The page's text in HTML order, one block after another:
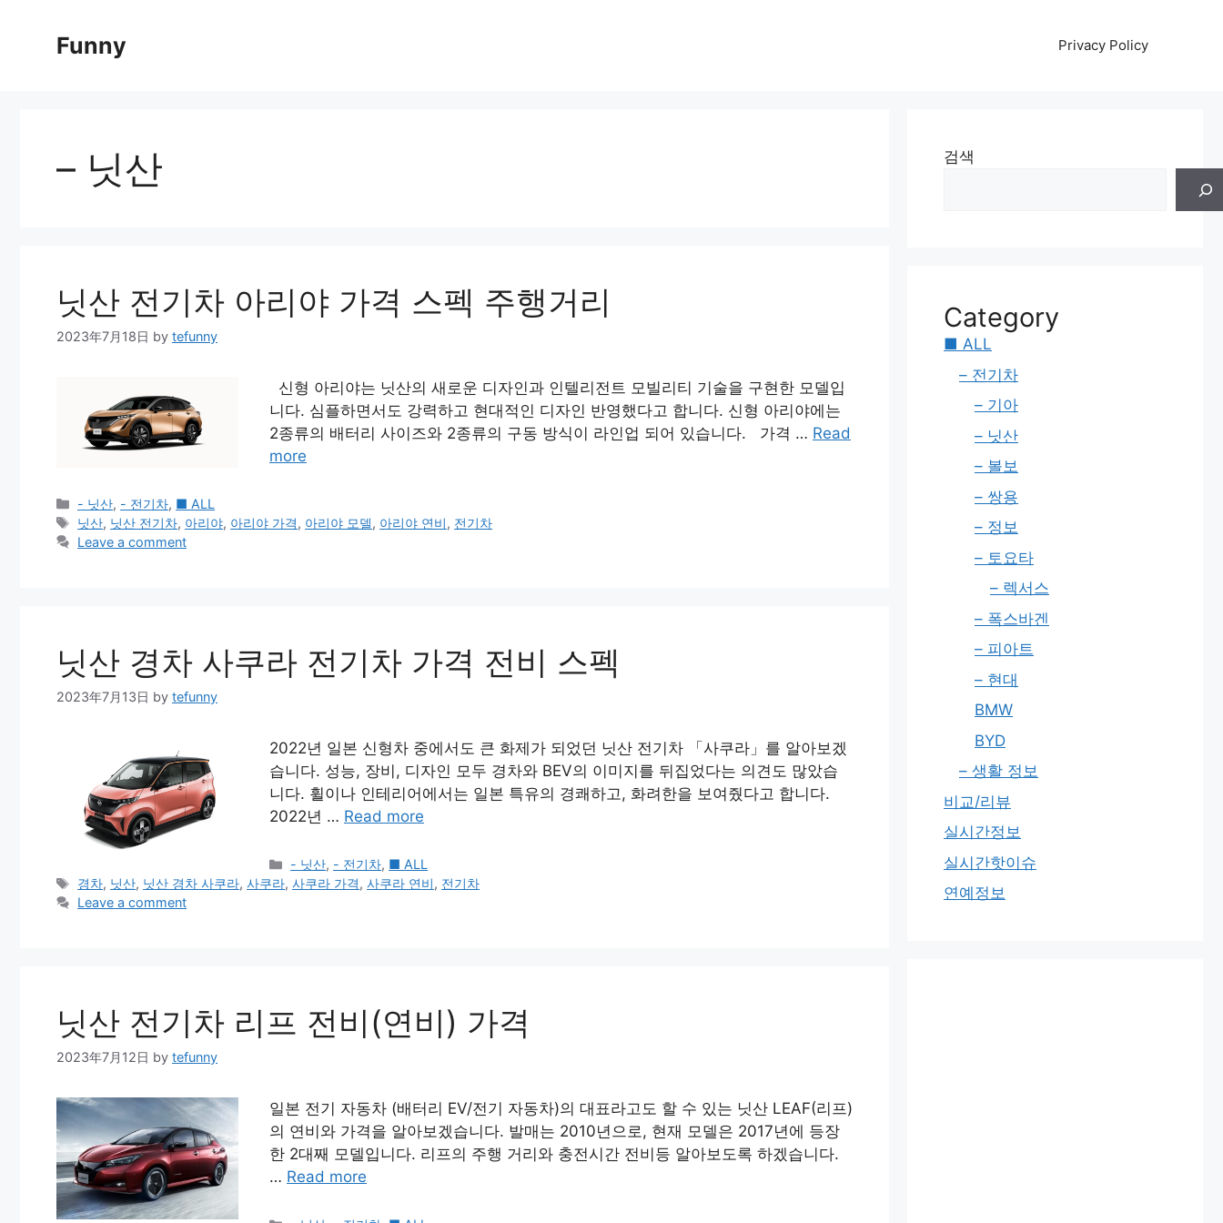
Funny Privacy Policy
– 닛산
닛산 전기차 아리야 가격 스펙 주행거리
2023年7月18日 by tefunny
신형 아리야는 닛산의 새로운 디자인과 인텔리전트 모빌리티 기술을 구현한 모델입
니다. 심플하면서도 강력하고 현대적인 디자인 반영했다고 합니다. 신형 아리야에는
2종류의 배터리 사이즈와 2종류의 구동 방식이 라인업 되어 있습니다. 가격 … Read
more
Categories
- 닛산, - 전기차, ■ ALL
Tags
닛산, 닛산 전기차, 아리야, 아리야 가격, 아리야 모델, 아리야 연비, 전기차
Leave a comment
닛산 경차 사쿠라 전기차 가격 전비 스펙
2023年7月13日 by tefunny
2022년 일본 신형차 중에서도 큰 화제가 되었던 닛산 전기차 「사쿠라」를 알아보겠
습니다. 성능, 장비, 디자인 모두 경차와 BEV의 이미지를 뒤집었다는 의견도 많았습
니다. 휠이나 인테리어에서는 일본 특유의 경쾌하고, 화려한을 보여줬다고 합니다.
2022년 … Read more
Categories
- 닛산, - 전기차, ■ ALL
Tags
경차, 닛산, 닛산 경차 사쿠라,사쿠라,사쿠라 가격,사쿠라 연비, 전기차
Leave a comment
닛산 전기차 리프 전비(연비) 가격
2023年7月12日 by tefunny
일본 전기 자동차 (배터리 EV/전기 자동차)의 대표라고도 할 수 있는 닛산 LEAF(리프)
의 연비와 가격을 알아보겠습니다. 발매는 2010년으로, 현재 모델은 2017년에 등장
한 2대째 모델입니다. 리프의 주행 거리와 충전시간 전비등 알아보도록 하겠습니다.
… Read more
검색
Category
■ ALL
– 전기차
– 기아
– 닛산
– 볼보
– 쌍용
– 정보
– 토요타
– 렉서스
– 폭스바겐
– 피아트
– 현대
BMW
BYD
– 생활 정보
비교/리뷰
실시간정보
실시간핫이슈
연예정보